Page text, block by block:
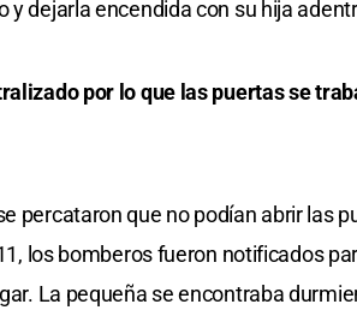
y dejarla encendida con su hija
por lo que las puertas se
percataron que no podían abrir las
los bomberos fueron notificados
La pequeña se encontraba